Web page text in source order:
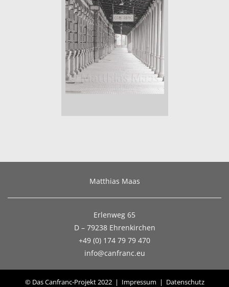
Matthias Maas
Erlenweg 65
D – 79238 Ehrenkirchen
+49 (0) 174 79 79 470
info@canfranc.eu
© Das Canfranc‑Projekt 2022 | Impressum | Datenschutz